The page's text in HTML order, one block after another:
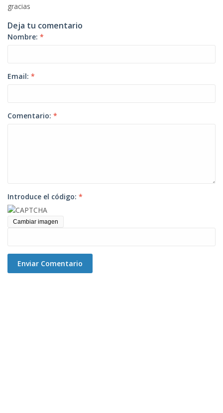
gracias
Deja tu comentario
Nombre: *
Email: *
Comentario: *
Introduce el código: *
Cambiar imagen
Enviar Comentario